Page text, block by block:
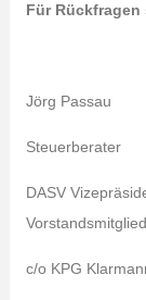
Für
Jörg Passau
Steuerberater
DASV
Vorstandsmitglied
c/o KPG